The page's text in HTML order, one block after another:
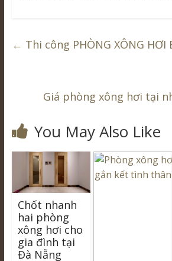
← Thi công PHÒNG XÔNG HƠI
Giá phòng xông hơi tại
You May Also Like
Chốt nhanh
hai phòng
xông hơi cho
gia đình tại
Đà Nẵng